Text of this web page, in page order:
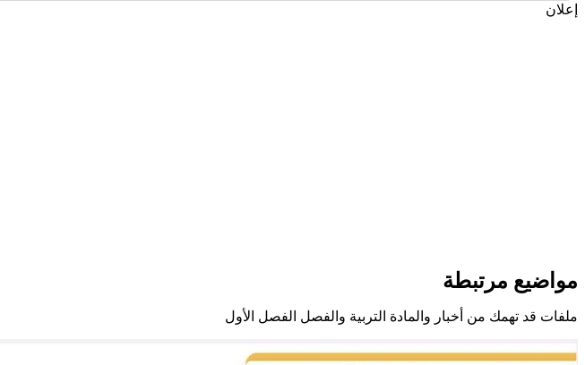
إعلان
مواضيع مرتبطة
ملفات قد تهمك من أخبار والمادة التربية والفصل الفصل الأول